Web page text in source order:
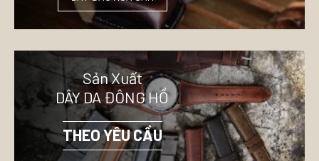
Sản Xuất
DÂY DA ĐÔNG HỒ
THEO YÊU CẦU